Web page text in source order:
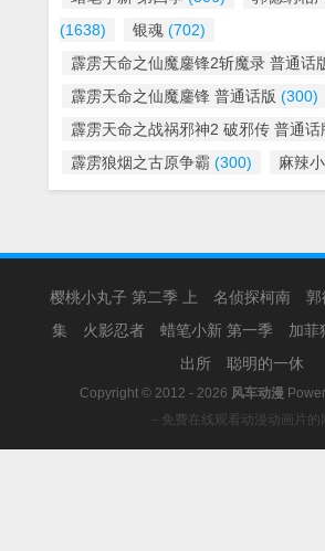
(1638)
银魂 (702)
霹雳天命之仙魔鏖锋2斩魔录 普通话
霹雳天命之仙魔鏖锋 普通话版 (300)
霹雳天命之战祸邪神2 破邪传 普通话
霹雳狼烟之古原争霸 (300) 麻辣
樱桃小丸子 第二季 上 名侦探柯南
郭
集
火影忍者 蜡笔小新 第一季 加菲
出所
聪明的一休
Copyright © 2012 - 2026 风车动漫
－免费在线观看动漫动画片的